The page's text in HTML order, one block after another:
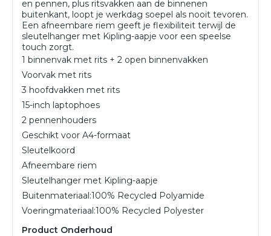
en pennen, plus ritsvakken aan de binnenen
buitenkant, loopt je werkdag soepel als nooit tevoren.
Een afneembare riem geeft je flexibiliteit terwijl de
sleutelhanger met Kipling-aapje voor een speelse
touch zorgt.
1 binnenvak met rits + 2 open binnenvakken
Voorvak met rits
3 hoofdvakken met rits
15-inch laptophoes
2 pennenhouders
Geschikt voor A4-formaat
Sleutelkoord
Afneembare riem
Sleutelhanger met Kipling-aapje
Buitenmateriaal:100% Recycled Polyamide
Voeringmateriaal:100% Recycled Polyester
Product Onderhoud